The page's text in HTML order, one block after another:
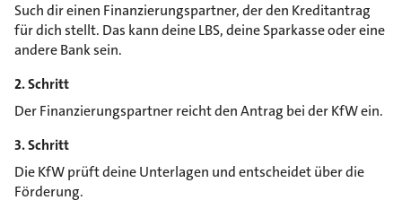
Such dir einen Finanzierungspartner, der den Kreditantrag
für dich stellt. Das kann deine LBS, deine Sparkasse oder eine
andere Bank sein.
2. Schritt
Der Finanzierungspartner reicht den Antrag bei der KfW ein.
3. Schritt
Die KfW prüft deine Unterlagen und entscheidet über die
Förderung.